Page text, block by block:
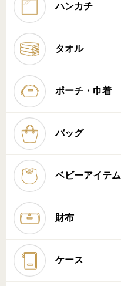
ハンカチ
タオル
ポーチ・巾着
バッグ
ベビーアイテム
財布
ケース